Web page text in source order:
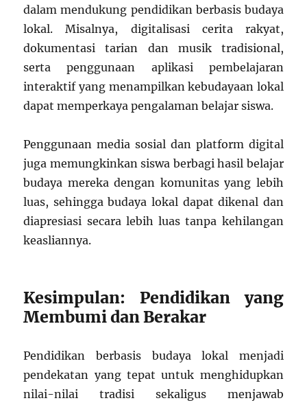
dalam mendukung pendidikan berbasis budaya
lokal. Misalnya, digitalisasi cerita rakyat,
dokumentasi tarian dan musik tradisional,
serta penggunaan aplikasi pembelajaran
interaktif yang menampilkan kebudayaan lokal
dapat memperkaya pengalaman belajar siswa.
Penggunaan media sosial dan platform digital
juga memungkinkan siswa berbagi hasil belajar
budaya mereka dengan komunitas yang lebih
luas, sehingga budaya lokal dapat dikenal dan
diapresiasi secara lebih luas tanpa kehilangan
keasliannya.
Kesimpulan: Pendidikan yang
Membumi dan Berakar
Pendidikan berbasis budaya lokal menjadi
pendekatan yang tepat untuk menghidupkan
nilai-nilai tradisi sekaligus menjawab